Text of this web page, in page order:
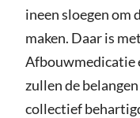
ineen sloegen om
maken. Daar is
Afbouwmedicatie
zullen de
collectief